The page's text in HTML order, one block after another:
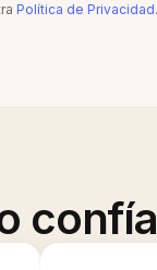
Política de Privacidad.